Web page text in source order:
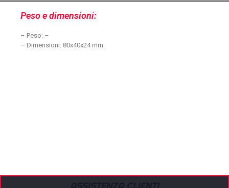
Peso e dimensioni:
– Peso: –
– Dimensioni: 80x40x24 mm